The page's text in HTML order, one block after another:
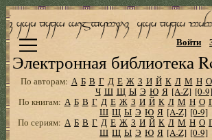
Электронная библиотека
Войти
По авторам: А Б В Г Д Е Ж З И Й К Л М Н О
Ч Ш Щ Ы Э Ю Я [A-Z] [0-9]
По книгам: А Б В Г Д Е Ж З И Й К Л М Н О
Ш Щ Ы Э Ю Я [A-Z] [0-9]
По сериям: А Б В Г Д Е Ж З И Й К Л М Н О
Ш Щ Ы Э Ю Я [A-Z] [0-9]